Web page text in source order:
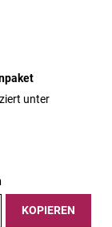
unter
KOPIEREN